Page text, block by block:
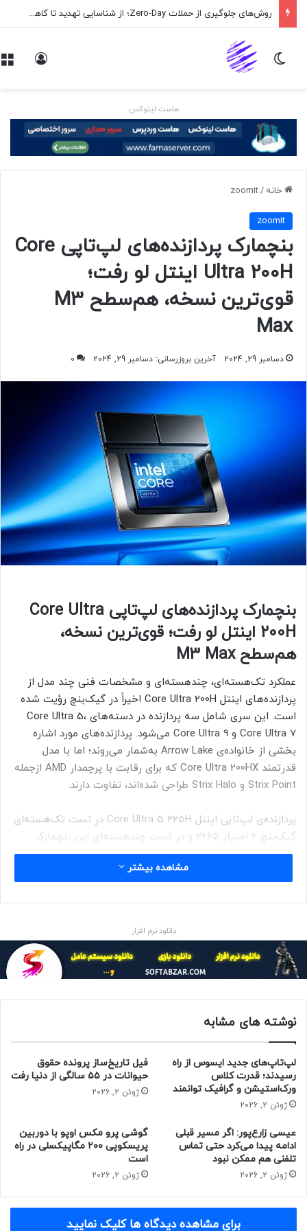
روش‌های جلوگیری از حملات Zero-Day؛ از شناسایی تهدید تا کاهش ریسک
تغییر پوسته
هاست لینوکس
خانه /
zoomit
zoomit
بنچمارک پردازنده‌های لپ‌تاپی Core
Ultra 200H اینتل لو رفت؛
قوی‌ترین نسخه، هم‌سطح M3
Max
دسامبر 29, 2024 آخرین بروزرسانی: دسامبر 29, 2024 0
بنچمارک پردازنده‌های لپ‌تاپی Core Ultra
200H اینتل لو رفت؛ قوی‌ترین نسخه،
هم‌سطح M3 Max
عملکرد تک‌هسته‌ای، چند‌هسته‌ای و مشخصات فنی چند مدل از
پردازنده‌های اینتل Core Ultra 200H اخیراً در گیک‌بنچ رؤیت شده
است. این سری شامل سه پردازنده در دسته‌های Core Ultra 5،
Core Ultra 7 و Core Ultra 9 می‌شود. پردازنده‌های مورد اشاره
بخشی از خانواده‌ی Arrow Lake به‌شمار می‌روند؛ اما با مدل
قدرتمند Core Ultra 200HX که برای رقابت با پرچمدار AMD ازجمله
Strix Point و Strix Halo طراحی شده‌اند، تفاوت دارند.
پردازنده‌ی لپ‌تاپی اینتل Core Ultra 5 225H در تست تک‌هسته‌ای
گیک‌بنچ ۶ امتیاز ۲۶۶۵ و در تست چندهسته‌ای این بنچمارک
امتیاز ۱۴٬۵۲۶ را کسب کرده‌اند. عملکرد چند‌هسته‌ای پردازنده‌ی مورد
۱۰ هسته‌ی بهینه و کش ۱۸ مگابایتی L3 بهره می‌برد و فرکانس
یادشده همچنین از گرافیکی یکپارچه (iGPU) با ۷ هسته‌ی Xe-LPG
و فرکانس ۲ گیگاهرتز استفاده می‌کند.
شناخته می‌شود و از ۶ هسته‌ی پرفورمنس، ۱۰ هسته‌ی بهینه و
فرکانس بین ۲ تا ۵٫۱ گیگاهرتز بهره می‌برد. این مشخصات با
فرکانس ۲٫۲۵ گیگاهرتز می‌شود.
مشاهده بیشتر
دانلود نرم افزار
نوشته های مشابه
لپ‌تاپ‌های جدید ایسوس از راه
رسیدند؛ قدرت کلاس
ورک‌استیشن و گرافیک توانمند
ژوئن 2, 2026
فیل تاریخ‌ساز پرونده حقوق
حیوانات در ۵۵ سالگی از دنیا رفت
ژوئن 2, 2026
عیسی زارع‌پور: اگر مسیر قبلی
ادامه پیدا می‌کرد حتی تماس
تلفنی هم ممکن نبود
ژوئن 2, 2026
گوشی پرو مکس اوپو با دوربین
پریسکوپی ۲۰۰ مگاپیکسلی در راه
است
ژوئن 2, 2026
برای مشاهده دیدگاه ها کلیک نمایید